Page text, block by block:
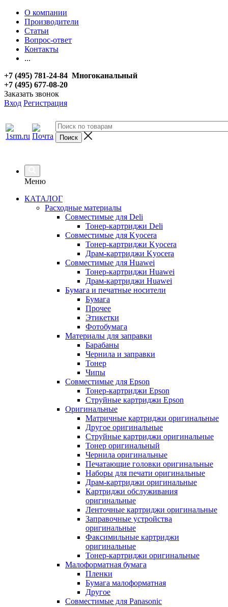
О компании
Производители
Статьи
Вопрос-ответ
Контакты
...
+7 (495) 781-24-84 Многоканальный
+7 (495) 677-08-20
Заказать звонок
Вход Регистрация
Меню
КАТАЛОГ
Расходные материалы
Совместимые для Deli
Тонер-картриджи Deli
Совместимые для Kyocera
Тонер-картриджи Kyocera
Драм-картриджи Kyocera
Совместимые для Huawei
Тонер-картриджи Huawei
Драм-картриджи Huawei
Бумага и печатные носители
Бумага
Прочее
Этикетки
Фотобумага
Материалы для заправки
Барабаны
Чернила и заправки
Тонер
Чипы
Совместимые для Epson
Тонер-картриджи Epson
Струйные картриджи Epson
Оригинальные
Матричные картриджи оригинальные
Другое оригинальные
Струйные картриджи оригинальные
Тонер оригинальный
Чернила оригинальные
Печатающие головки оригинальные
Наборы для печати оригинальные
Драм-картриджи оригинальные
Картриджи обслуживания
оригинальные
Ленточные картриджи оригинальные
Заправочные устройства
оригинальные
Факсимильные картриджи
оригинальные
Тонер-картриджи оригинальные
Малоформатная бумага
Пленки
Бумага малоформатная
Другое
Совместимые для Panasonic